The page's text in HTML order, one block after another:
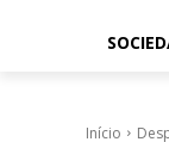
Início